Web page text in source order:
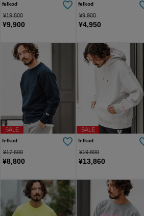
felkod
¥19,800
¥9,900
felkod
¥9,900
¥4,950
SALE
felkod
¥17,600
¥8,800
SALE
felkod
¥19,800
¥13,860